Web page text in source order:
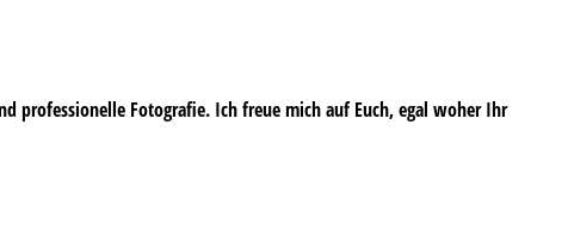
professionelle Fotografie. Ich freue mich auf Euch, egal woher Ihr